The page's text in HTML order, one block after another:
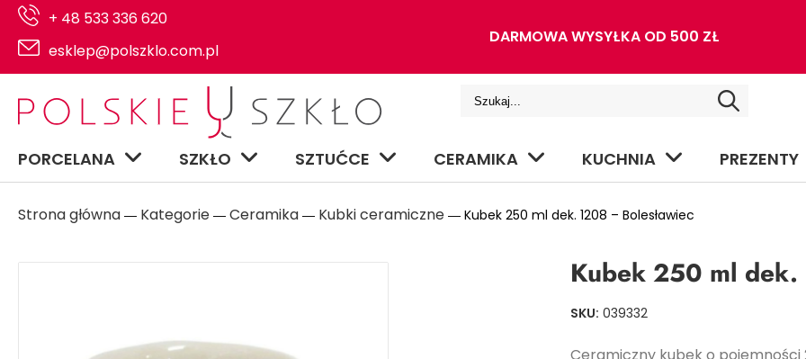
+ 48 533 336 620
esklep@polszklo.com.pl
DARMOWA WYSYŁKA OD 500 ZŁ
PORCELANA SZKŁO SZTUĆCE CERAMIKA KUCHNIA PREZENTY
Strona główna ― Kategorie ― Ceramika ― Kubki ceramiczne ― Kubek 250 ml dek. 1208 – Bolesławiec
Kubek 250 ml dek.
SKU: 039332